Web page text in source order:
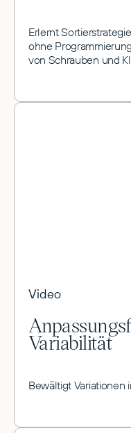
Erlernt
ohne
von Schrauben und
Video
Variabilität
Bewältigt Variationen